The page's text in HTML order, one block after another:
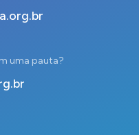
uma pauta?